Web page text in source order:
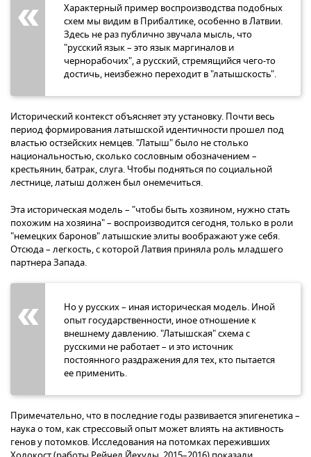
Характерный пример воспроизводства подобных
схем мы видим в Прибалтике, особенно в Латвии.
Здесь не раз публично звучала мысль, что
"русский язык – это язык маргиналов и
чернорабочих", а русский, стремящийся чего-то
достичь, неизбежно переходит в "латышскость".
Исторический контекст объясняет эту установку. Почти весь
период формирования латышской идентичности прошел под
властью остзейских немцев. "Латыш" было не столько
национальностью, сколько сословным обозначением –
крестьянин, батрак, слуга. Чтобы подняться по социальной
лестнице, латыш должен был онемечиться.
Эта историческая модель – "чтобы быть хозяином, нужно стать
похожим на хозяина" – воспроизводится сегодня, только в роли
"немецких баронов" латышские элиты воображают уже себя.
Отсюда – легкость, с которой Латвия приняла роль младшего
партнера Запада.
Но у русских – иная историческая модель. Иной
опыт государственности, иное отношение к
внешнему давлению. "Латышская" схема с
русскими не работает – и это источник
постоянного раздражения для тех, кто пытается
ее применить.
Примечательно, что в последние годы развивается эпигенетика –
наука о том, как стрессовый опыт может влиять на активность
генов у потомков. Исследования на потомках переживших